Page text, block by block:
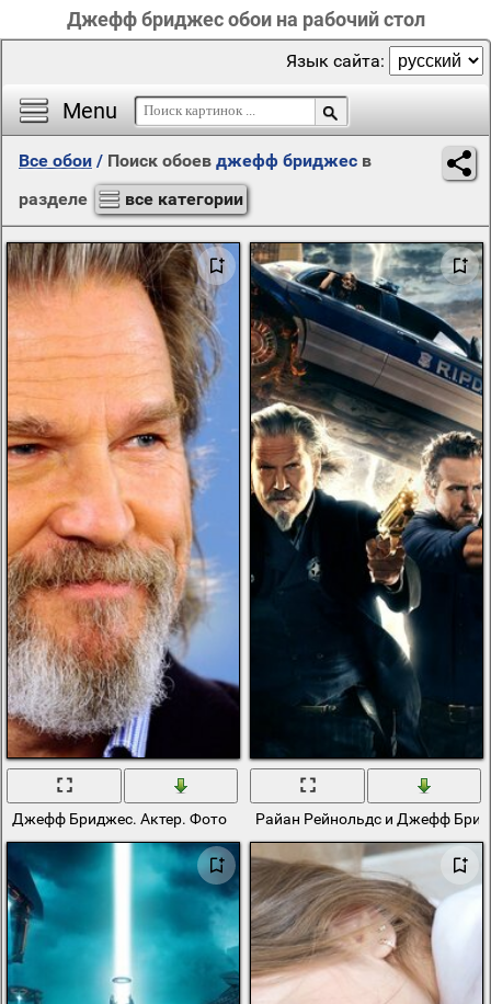
Джефф бриджес обои на рабочий стол
Menu
Язык сайта:
Все обои / Поиск обоев джефф бриджес в
разделе
все категории
Джефф Бриджес. Актер. Фото Райан Рейнольдс и Джефф